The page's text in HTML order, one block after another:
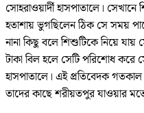
সোহরাওয়ার্দী হাসপাতালে।
হতাশায় ভুগছিলেন ঠিক সে সময়
নানা কিছু বলে শিশুটিকে নিয়ে যায়
টাকা বিল হলে সেটি পরিশোধ
হাসপাতালে। এই প্রতিবেদক
তাদের কাছে শরীয়তপুর যাওয়ার